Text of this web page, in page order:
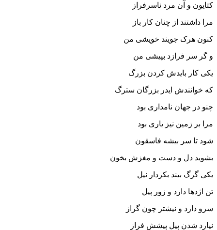
کتایون و آن مرد ناسرفراز
مرا داشتند از چنان کار باز
کنون هرک جویند خویشى من
و گر سر فرازد بپیشى من‏
یکى کار بایدش کردن بزرگ
که خوانندش ایدر بزرگان سترگ‏
چنو در جهان نامدارى بود
مرا بر زمین نیز یارى بود
شود تا سر بیشه فاسقون
بشوید دل و دست و مغزش بخون‏
یکى گرگ بیند بکردار نیل
تن اژدها دارد و زور پیل‏
سرو دارد و نیشتر چون گراز
نیارد شدن پیل پیشش فراز